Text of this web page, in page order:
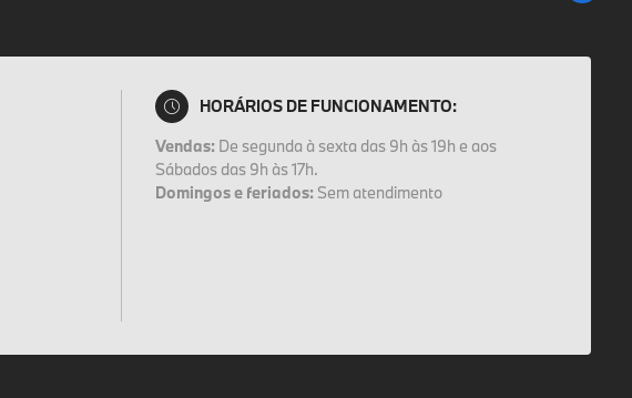
HORÁRIOS DE FUNCIONAMENTO:
Vendas: De segunda à sexta das 9h às 19h e aos
Sábados das 9h às 17h.
Domingos e feriados: Sem atendimento